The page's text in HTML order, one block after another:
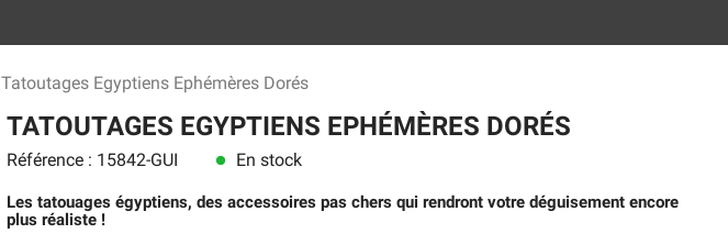
Tatoutages Egyptiens Ephémères Dorés
TATOUTAGES EGYPTIENS EPHÉMÈRES DORÉS
Référence : 15842-GUI lens En stock
Les tatouages égyptiens, des accessoires pas chers qui rendront votre déguisement encore
plus réaliste !